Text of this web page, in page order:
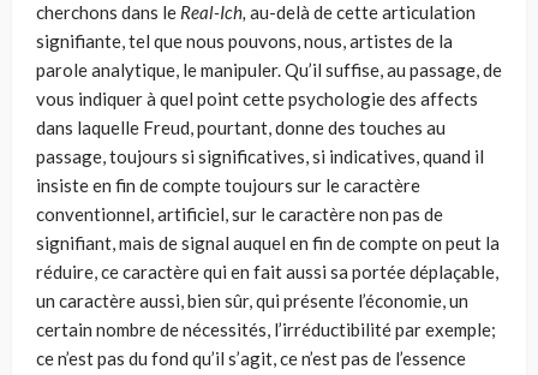
cherchons dans le Real-Ich, au-delà de cette articulation
signifiante, tel que nous pouvons, nous, artistes de la
parole analytique, le manipuler. Qu’il suffise, au passage, de
vous indiquer à quel point cette psychologie des affects
dans laquelle Freud, pourtant, donne des touches au
passage, toujours si significatives, si indicatives, quand il
insiste en fin de compte toujours sur le caractère
conventionnel, artificiel, sur le carac­tère non pas de
signifiant, mais de signal auquel en fin de compte on peut la
réduire, ce caractère qui en fait aussi sa portée déplaçable,
un caractère aussi, bien sûr, qui présente l’économie, un
certain nombre de nécessités, l’irréductibilité par exemple;
ce n’est pas du fond qu’il s’agit, ce n’est pas de l’essence